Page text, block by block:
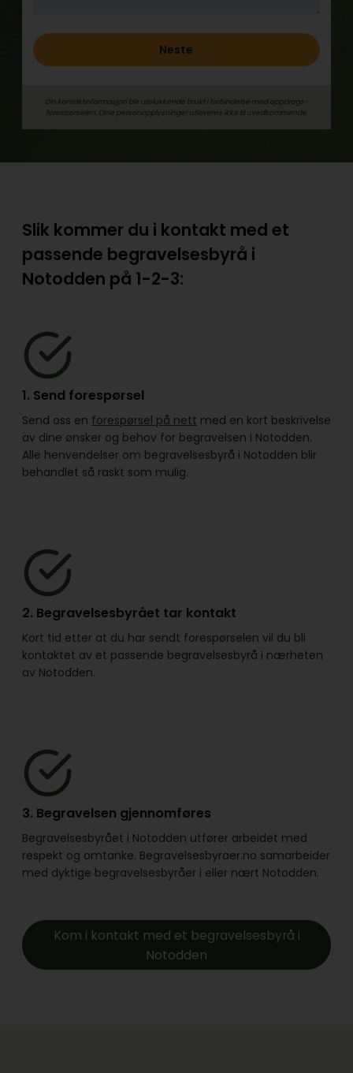
Neste
Din kontaktinformasjon blir utelukkende brukt i forbindelse med oppdrags­
forespørselen. Dine person­­opplysninger utleveres ikke til uvedkommende.
Slik kommer du i kontakt med et
passende begravelsesbyrå i
Notodden på 1-2-3:
1. Send forespørsel
Send oss en forespørsel på nett med en kort beskrivelse
av dine ønsker og behov for begravelsen i Notodden.
Alle henvendelser om begravelsesbyrå i Notodden blir
behandlet så raskt som mulig.
2. Begravelsesbyrået tar kontakt
Kort tid etter at du har sendt forespørselen vil du bli
kontaktet av et passende begravelsesbyrå i nærheten
av Notodden.
3. Begravelsen gjennomføres
Begravelsesbyrået i Notodden utfører arbeidet med
respekt og omtanke. Begravelsesbyraer.no samarbeider
med dyktige begravelsesbyråer i eller nært Notodden.
Kom i kontakt med et begravelsesbyrå i
Notodden